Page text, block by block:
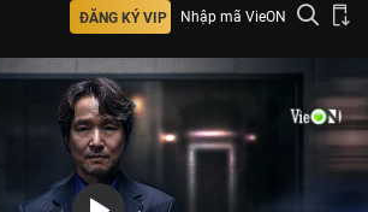
ĐĂNG KÝ VIP Nhập mã VieON